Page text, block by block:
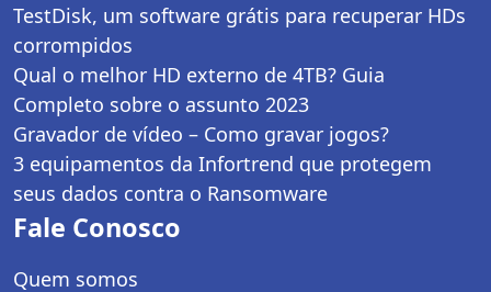
TestDisk, um software grátis para recuperar HDs
corrompidos
Qual o melhor HD externo de 4TB? Guia
Completo sobre o assunto 2023
Gravador de vídeo – Como gravar jogos?
3 equipamentos da Infortrend que protegem
seus dados contra o Ransomware
Fale Conosco
Quem somos